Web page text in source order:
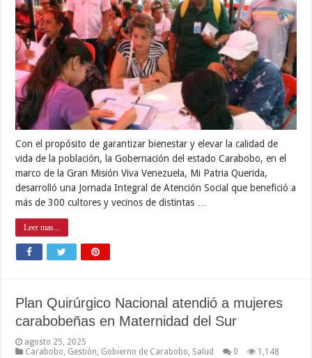
Con el propósito de garantizar bienestar y elevar la calidad de
vida de la población, la Gobernación del estado Carabobo, en el
marco de la Gran Misión Viva Venezuela, Mi Patria Querida,
desarrolló una Jornada Integral de Atención Social que benefició a
más de 300 cultores y vecinos de distintas …
Leer mas...
Plan Quirúrgico Nacional atendió a mujeres
carabobeñas en Maternidad del Sur
agosto 25, 2025
Carabobo, Gestión, Gobierno de Carabobo, Salud 0 1,148